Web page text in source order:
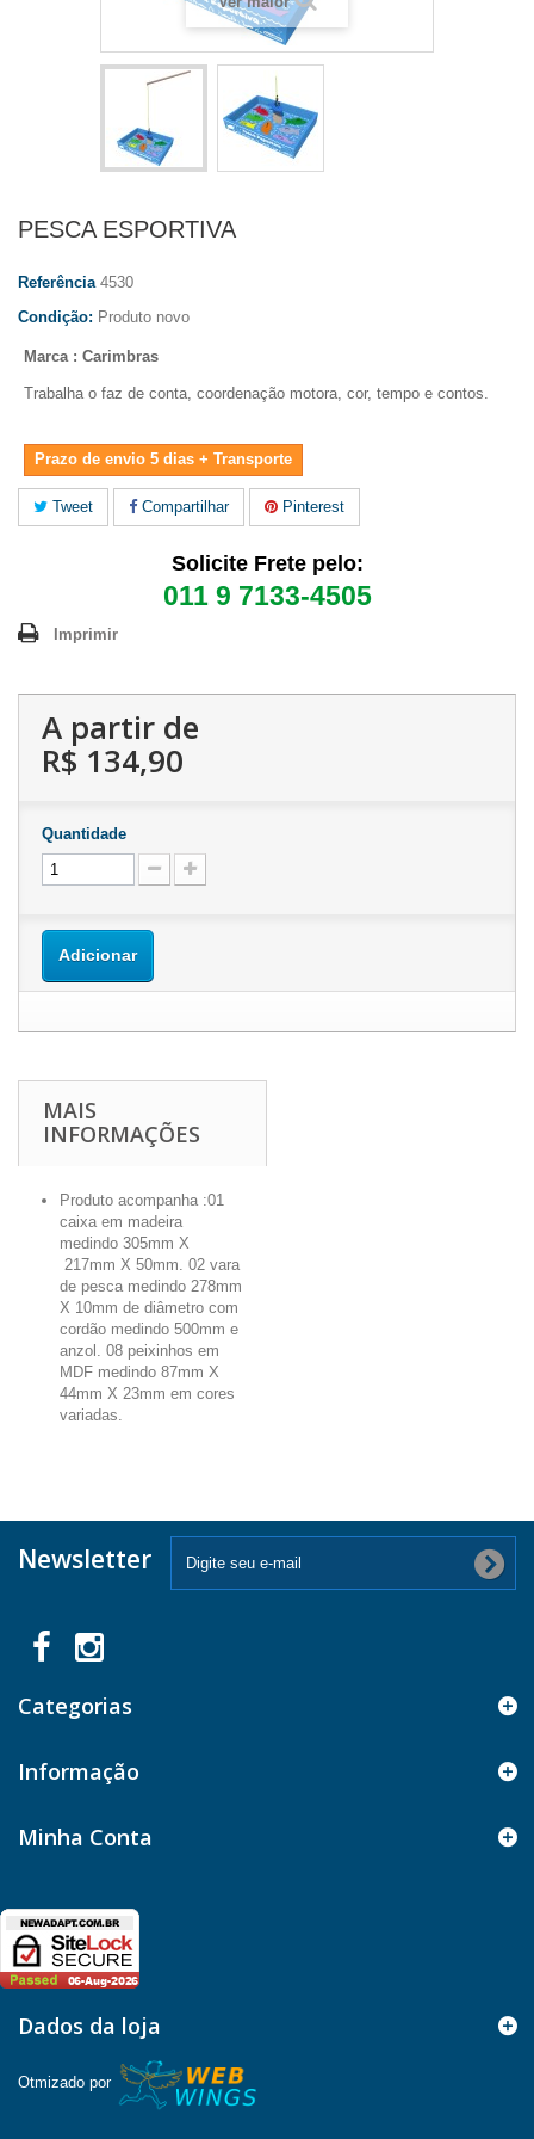
PESCA ESPORTIVA
Referência 4530
Condição: Produto novo
Marca : Carimbras
Trabalha o faz de conta, coordenação motora, cor, tempo e contos.
Prazo de envio 5 dias + Transporte
Tweet Compartilhar Pinterest
Solicite Frete pelo:
011 9 7133-4505
Imprimir
A partir de
R$ 134,90
Quantidade
Adicionar
MAIS
INFORMAÇÕES
Produto acompanha :01
caixa em madeira
medindo 305mm X
217mm X 50mm. 02 vara
de pesca medindo 278mm
X 10mm de diâmetro com
cordão medindo 500mm e
anzol. 08 peixinhos em
MDF medindo 87mm X
44mm X 23mm em cores
variadas.
Newsletter
Categorias
Informação
Minha Conta
Dados da loja
Otmizado por